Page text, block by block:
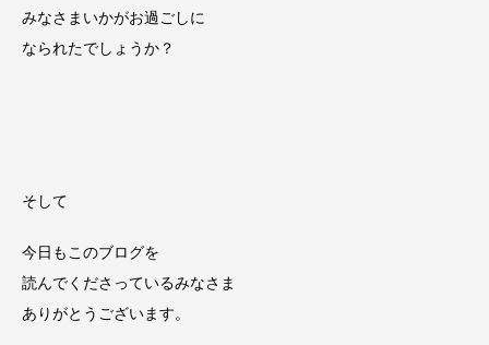
みなさまいかがお過ごしに
なられたでしょうか？
そして
今日もこのブログを
読んでくださっているみなさま
ありがとうございます。